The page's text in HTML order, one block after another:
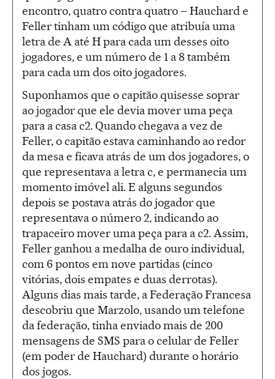
encontro, quatro contra quatro – Hauchard e
Feller tinham um código que atribuía uma
letra de A até H para cada um desses oito
jogadores, e um número de 1 a 8 também
para cada um dos oito jogadores.
Suponhamos que o capitão quisesse soprar
ao jogador que ele devia mover uma peça
para a casa c2. Quando chegava a vez de
Feller, o capitão estava caminhando ao redor
da mesa e ficava atrás de um dos jogadores, o
que representava a letra c, e permanecia um
momento imóvel ali. E alguns segundos
depois se postava atrás do jogador que
representava o número 2, indicando ao
trapaceiro mover uma peça para a c2. Assim,
Feller ganhou a medalha de ouro individual,
com 6 pontos em nove partidas (cinco
vitórias, dois empates e duas derrotas).
Alguns dias mais tarde, a Federação Francesa
descobriu que Marzolo, usando um telefone
da federação, tinha enviado mais de 200
mensagens de SMS para o celular de Feller
(em poder de Hauchard) durante o horário
dos jogos.